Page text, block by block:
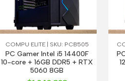
COMPU ELITE | SKU: PCB505
PC Gamer Intel i5 14400F
10-core + 16GB DDR5 + RTX
5060 8GB